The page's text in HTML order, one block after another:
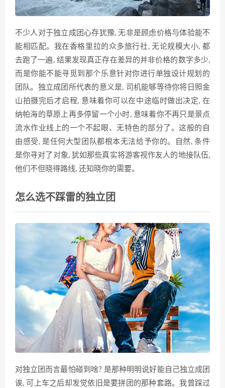
不少人对于独立成团心存犹豫, 无非是顾虑价格与体验能不
能相匹配。我在香格里拉的众多旅行社, 无论规模大小, 都
去跑了一遍, 结果发现真正存在差异的并非价格的数字多少,
而是你能不能寻觅到那个乐意针对你进行单独设计规划的
团队。独立成团所代表的意义是, 司机能够等待你将日照金
山拍摄完后才启程, 意味着你可以在中途临时做出决定, 在
纳帕海的草原上再多停留一个小时, 意味着你不再只是景点
流水作业线上的一个不起眼、无特色的部分了。这般的自
由感受, 是任何大型团队都根本无法给予你的。自然, 条件
是你寻对了对象, 犹如那些真实将游客视作友人的地接队伍,
他们不但晓得路线, 还知晓你的需要。
怎么选不踩雷的独立团
对独立团而言最怕碰到啥? 是那种明明说好能自己独立成团
诶, 可上车之后却发觉依旧是要拼团的那种套路。我曾踩过